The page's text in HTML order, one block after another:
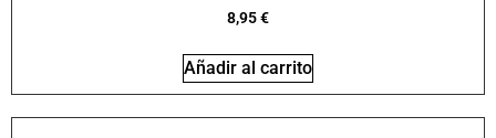
8,95€
Añadir al carrito